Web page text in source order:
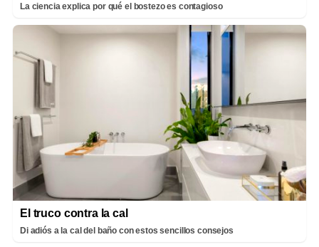
La ciencia explica por qué el bostezo es contagioso
El truco contra la cal
Di adiós a la cal del baño con estos sencillos consejos